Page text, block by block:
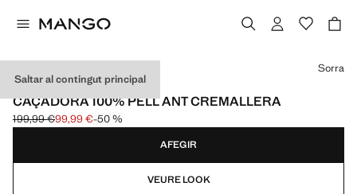
Saltar al contingut principal
PELL
CAÇADORA 100% PELL ANT CREMALLERA
Preu inicial ratllat [199,99 € ]
199,99 €
Preu actual [99,99 € ]
99,99 €-50 %
Selecciona un color
Sorra
AFEGIR
VEURE LOOK